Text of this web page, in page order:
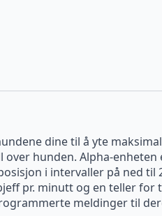
dine til å yte
hunden. Alpha-
i intervaller på ned til
pr. minutt og en teller for
meldinger til